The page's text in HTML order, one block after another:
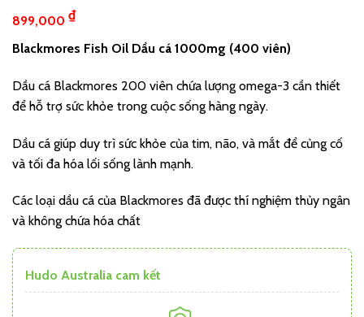
899,000 ₫
Blackmores Fish Oil Dầu cá 1000mg (400 viên)
Dầu cá Blackmores 200 viên chứa lượng omega-3 cần thiết
để hỗ trợ sức khỏe trong cuộc sống hàng ngày.
Dầu cá giúp duy trì sức khỏe của tim, não, và mắt để củng cố
và tối đa hóa lối sống lành mạnh.
Các loại dầu cá của Blackmores đã được thí nghiệm thủy ngân
và không chứa hóa chất
Hudo Australia cam kết